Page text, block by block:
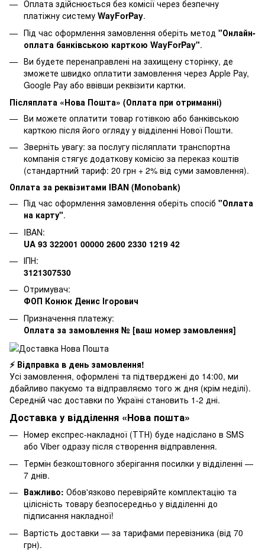
Оплата здійснюється без комісії через безпечну
платіжну систему WayForPay.
Під час оформлення замовлення оберіть метод "Онлайн-
оплата банківською карткою WayForPay".
Ви будете перенаправлені на захищену сторінку, де
зможете швидко оплатити замовлення через Apple Pay,
Google Pay або ввівши реквізити картки.
Післяплата «Нова Пошта» (Оплата при отриманні)
Ви можете оплатити товар готівкою або банківською
карткою після його огляду у відділенні Нової Пошти.
Зверніть увагу: за послугу післяплати транспортна
компанія стягує додаткову комісію за переказ коштів
(стандартний тариф: 20 грн + 2% від суми замовлення).
Оплата за реквізитами IBAN (Monobank)
Під час оформлення замовлення оберіть спосіб "Оплата
на карту".
IBAN:
UA 93 322001 00000 2600 2330 1219 42
ІПН:
3121307530
Отримувач:
ФОП Конюк Денис Ігорович
Призначення платежу:
Оплата за замовлення № [ваш номер замовлення]
⚡ Відправка в день замовлення!
Усі замовлення, оформлені та підтверджені до 14:00, ми
дбайливо пакуємо та відправляємо того ж дня (крім неділі).
Середній час доставки по Україні становить 1-2 дні.
Доставка у відділення «Нова пошта»
Номер експрес-накладної (ТТН) буде надіслано в SMS
або Viber одразу після створення відправлення.
Термін безкоштовного зберігання посилки у відділенні —
7 днів.
Важливо: Обов'язково перевіряйте комплектацію та
цілісність товару безпосередньо у відділенні до
підписання накладної!
Вартість доставки — за тарифами перевізника (від 70
грн).